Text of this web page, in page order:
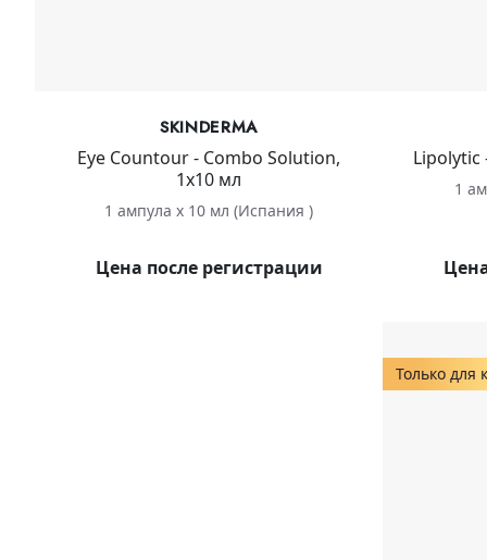
SKINDERMA
Eye Countour - Combo Solution,
1х10 мл
1 ампула х 10 мл (Испания )
Цена после регистрации
Lipolytic
1
Только для